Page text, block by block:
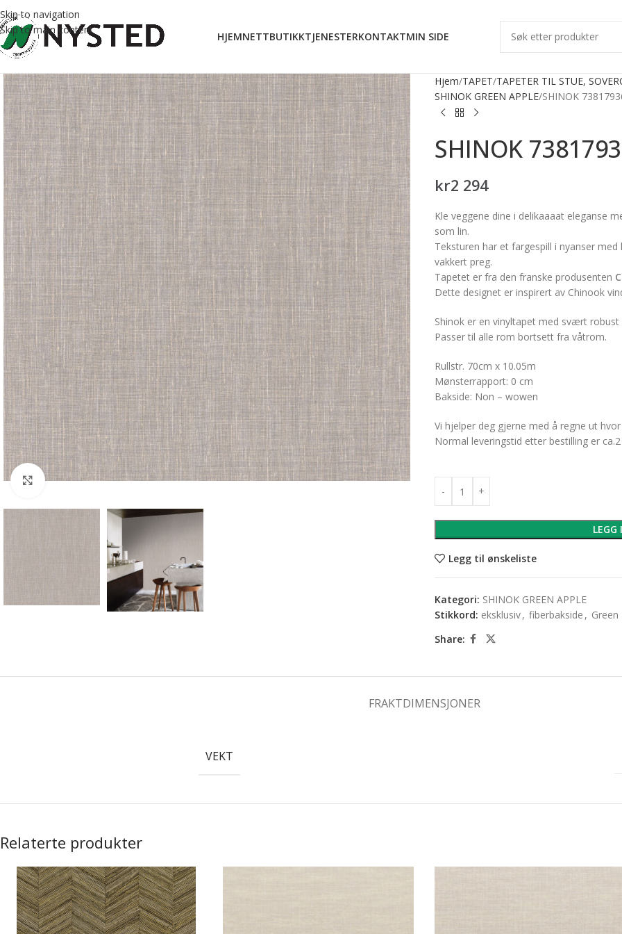
Skip to navigation
Skip to main content
HJEMNETTBUTIKKTJENESTERKONTAKTMIN SIDE
Forstørr bilde
Hjem TAPET TAPETER TIL STUE,
SHINOK GREEN APPLE SHINOK
SHINOK
kr2 294
Kle veggene dine i delikaaaat eleganse
som lin.
Teksturen har et fargespill i nyanser
vakkert preg.
Tapetet er fra den franske produsenten
Dette designet er inspirert av Chinook
Shinok er en vinyltapet med svært
Passer til alle rom bortsett fra våtrom.
Rullstr. 70cm x 10.05m
Mønsterrapport: 0 cm
Bakside: Non – wowen
Vi hjelper deg gjerne med å regne ut
Normal leveringstid etter bestilling er
LEGG
Legg til ønskeliste
Kategori: SHINOK GREEN APPLE
Stikkord: eksklusiv, fiberbakside , Green
Share:
FRAKTDIMENSJONER
VEKT
Relaterte produkter